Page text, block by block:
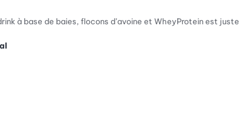
à base de baies, flocons d’avoine et WheyProtein est juste